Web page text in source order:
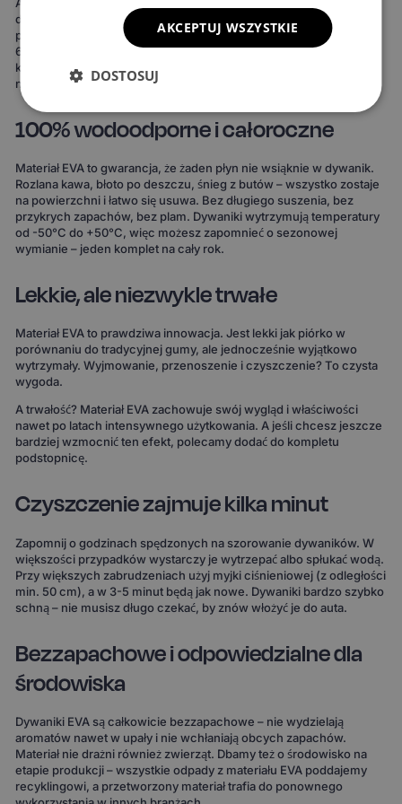
dopasowane do Twojego stylu. Do wyboru masz 15 kolorów
powierzchni, 3 wzory komórek i 20 wariantów obszycia – to ponad
690 kombinacji! Możesz wybrać dywaniki, które idealnie
komponują się z wnętrzem Twojego auta lub nadają mu zupełnie
nowy charakter.
100% wodoodporne i całoroczne
Materiał EVA to gwarancja, że żaden płyn nie wsiąknie w dywanik.
Rozlana kawa, błoto po deszczu, śnieg z butów – wszystko zostaje
na powierzchni i łatwo się usuwa. Bez długiego suszenia, bez
przykrych zapachów, bez plam. Dywaniki wytrzymują temperatury
od -50°C do +50°C, więc możesz zapomnieć o sezonowej
wymianie – jeden komplet na cały rok.
Lekkie, ale niezwykle trwałe
Materiał EVA to prawdziwa innowacja. Jest lekki jak piórko w
porównaniu do tradycyjnej gumy, ale jednocześnie wyjątkowo
wytrzymały. Wyjmowanie, przenoszenie i czyszczenie? To czysta
wygoda.
A trwałość? Materiał EVA zachowuje swój wygląd i właściwości
nawet po latach intensywnego użytkowania. A jeśli chcesz jeszcze
bardziej wzmocnić ten efekt, polecamy dodać do kompletu
podstopnicę.
Czyszczenie zajmuje kilka minut
Zapomnij o godzinach spędzonych na szorowanie dywaników. W
większości przypadków wystarczy je wytrzepać albo spłukać wodą.
Przy większych zabrudzeniach użyj myjki ciśnieniowej (z odległości
min. 50 cm), a w 3-5 minut będą jak nowe. Dywaniki bardzo szybko
schną – nie musisz długo czekać, by znów włożyć je do auta.
Bezzapachowe i odpowiedzialne dla
środowiska
Dywaniki EVA są całkowicie bezzapachowe – nie wydzielają
aromatów nawet w upały i nie wchłaniają obcych zapachów.
Materiał nie drażni również zwierząt. Dbamy też o środowisko na
etapie produkcji – wszystkie odpady z materiału EVA poddajemy
recyklingowi, a przetworzony materiał trafia do ponownego
AKCEPTUJ WSZYSTKIE
DOSTOSUJ